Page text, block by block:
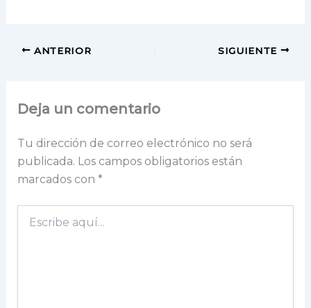
ANTERIOR SIGUIENTE
Deja un comentario
Tu dirección de correo electrónico no será
publicada. Los campos obligatorios están
marcados con *
aquí...